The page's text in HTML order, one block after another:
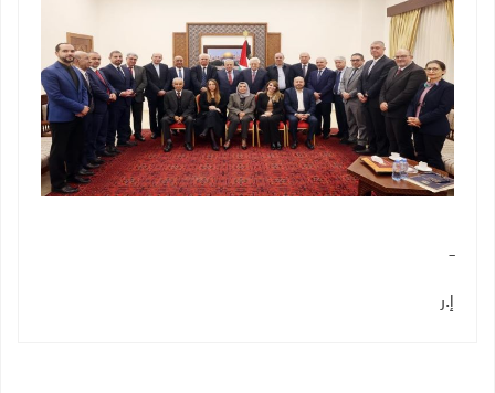
ــ
إ.ر